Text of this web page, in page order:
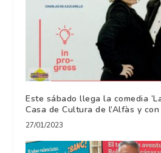
Este sábado llega la comedia
Casa de Cultura de l’Alfàs y
27/01/2023